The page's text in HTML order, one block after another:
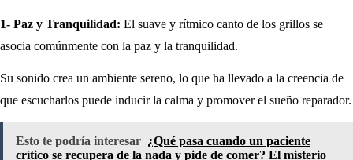
1- Paz y Tranquilidad: El suave y rítmico canto de los grillos se
asocia comúnmente con la paz y la tranquilidad.
Su sonido crea un ambiente sereno, lo que ha llevado a la creencia de
que escucharlos puede inducir la calma y promover el sueño reparador.
Esto te podría interesar ¿Qué pasa cuando un paciente
crítico se recupera de la nada y pide de comer? El misterio